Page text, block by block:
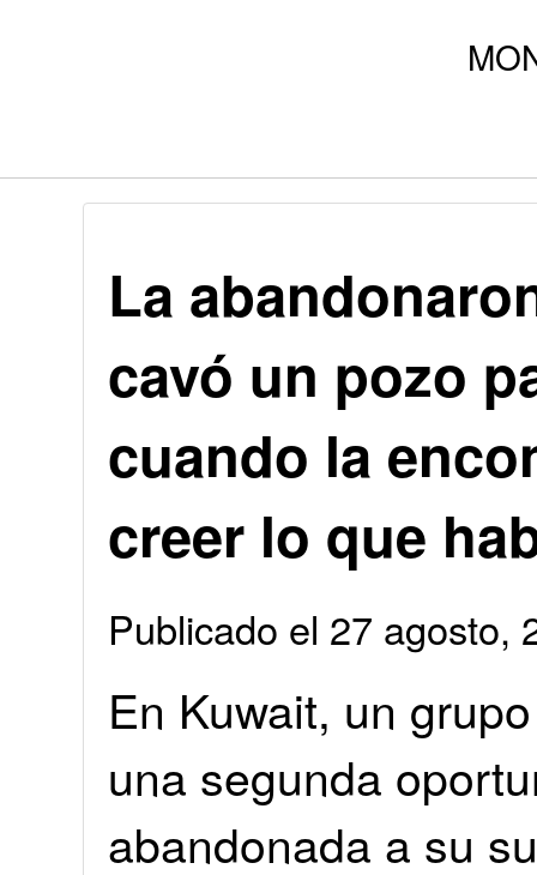
La
cavó un pozo
cuando la
creer lo que
Publicado el 27 agosto,
En Kuwait, un
una segunda
abandonada a su